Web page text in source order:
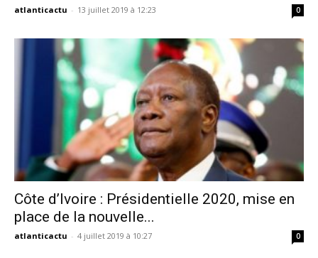
atlanticactu - 13 juillet 2019 à 12:23 0
Côte d’Ivoire : Présidentielle 2020, mise en
place de la nouvelle...
atlanticactu - 4 juillet 2019 à 10:27 0